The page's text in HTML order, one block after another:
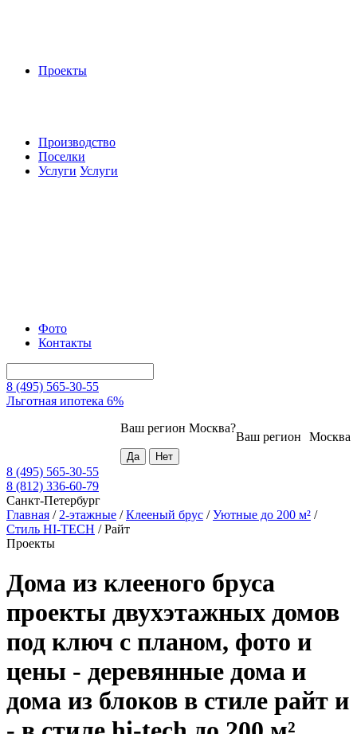
Проекты
Производство
Поселки
Услуги Услуги
Фото
Контакты
8 (495) 565-30-55
Льготная ипотека 6%
Москва
Ваш регион
Ваш регион Москва?
8 (495) 565-30-55
8 (812) 336-60-79
Санкт-Петербург
Главная / 2-этажные /Клееный брус /Уютные до 200 м² /
Стиль HI-TECH /Райт
Проекты
Дома из клееного бруса
проекты двухэтажных домов
под ключ с планом, фото и
цены - деревянные дома и
дома из блоков в стиле райт и